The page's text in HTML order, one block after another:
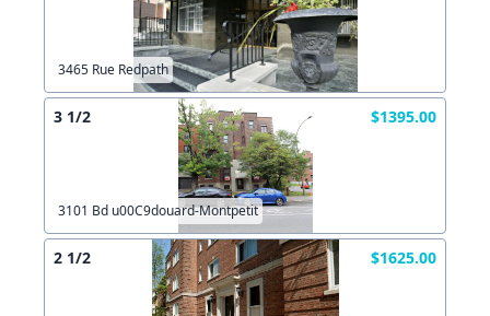
3465 Rue Redpath
3 1/2 $1395.00
3101 Bd u00C9douard-Montpetit
2 1/2 $1625.00